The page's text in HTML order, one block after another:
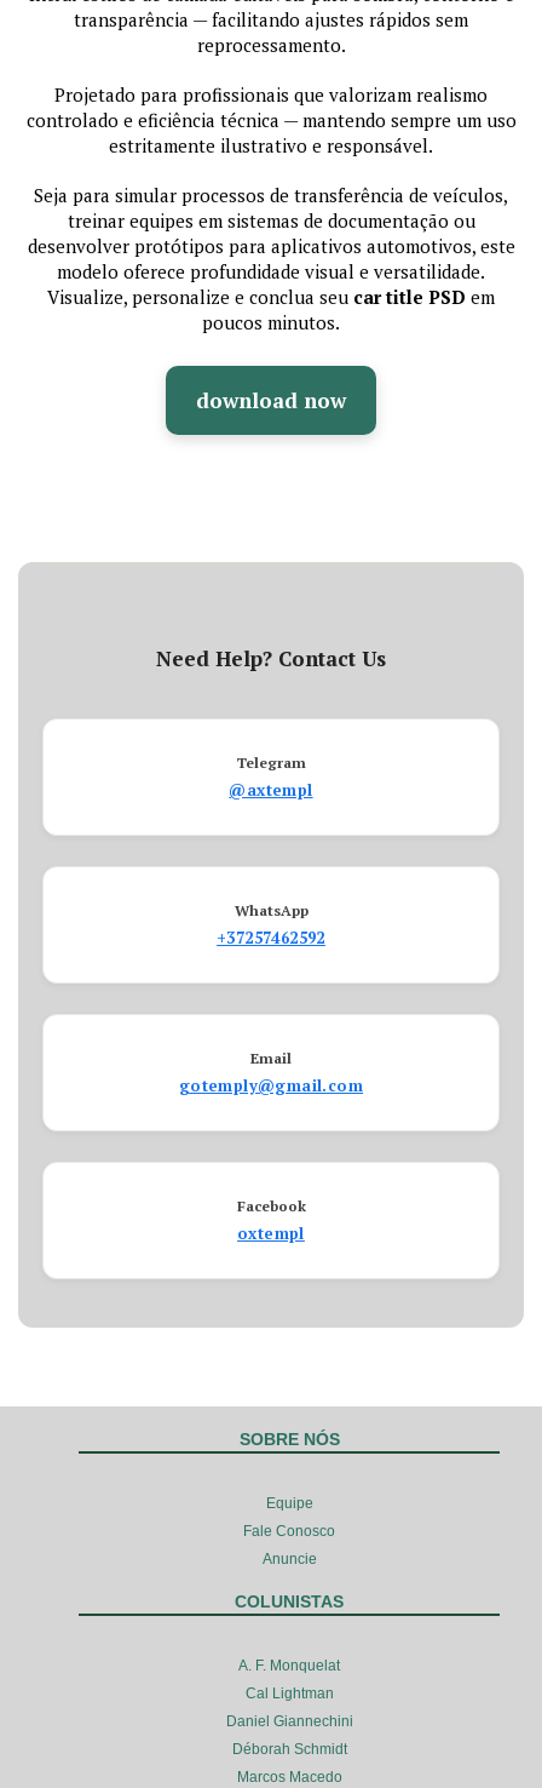
transparência — facilitando ajustes rápidos sem
reprocessamento.
Projetado para profissionais que valorizam realismo
controlado e eficiência técnica — mantendo sempre um uso
estritamente ilustrativo e responsável.
Seja para simular processos de transferência de veículos,
treinar equipes em sistemas de documentação ou
desenvolver protótipos para aplicativos automotivos, este
modelo oferece profundidade visual e versatilidade.
Visualize, personalize e conclua seu car title PSD em
poucos minutos.
download now
Need Help? Contact Us
Telegram
@axtempl
WhatsApp
+37257462592
Email
gotemply@gmail.com
Facebook
oxtempl
SOBRE NÓS
Equipe
Fale Conosco
Anuncie
COLUNISTAS
A. F. Monquelat
Cal Lightman
Daniel Giannechini
Déborah Schmidt
Marcos Macedo